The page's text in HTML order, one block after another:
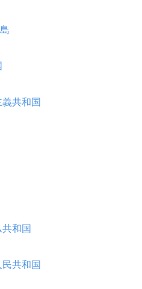
共和国
和国
共和国